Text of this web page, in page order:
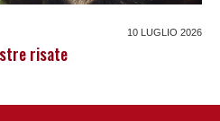
10 LUGLIO 2026
risate